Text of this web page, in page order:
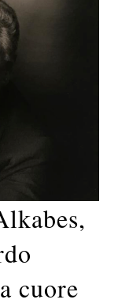
cuore